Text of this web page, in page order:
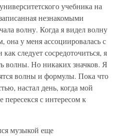
учебника на
незнакомыми
волну. Когда я видел волну
у меня ассоциировалась с
следует сосредоточиться, я
волны. Но никаких значков. Я
волны и формулы. Пока что
настал день, когда мой
пересекся с интересом к
музыкой еще